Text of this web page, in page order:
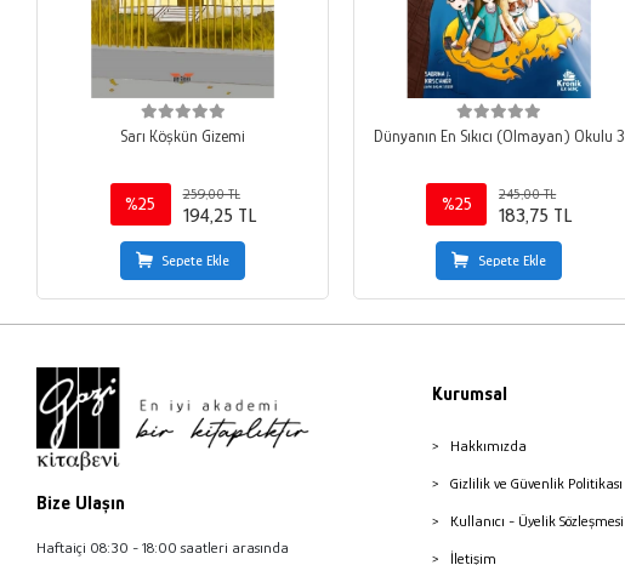
Sarı Köşkün Gizemi
%25
259,00 TL
194,25 TL
Sepete Ekle
Dünyanın En Sıkıcı (Olmayan) Okulu 3
%25
245,00 TL
183,75 TL
Sepete Ekle
Bize Ulaşın
Haftaiçi 08:30 - 18:00 saatleri arasında
Kurumsal
Hakkımızda
Gizlilik ve Güvenlik Politikası
Kullanıcı - Üyelik Sözleşmesi
İletişim